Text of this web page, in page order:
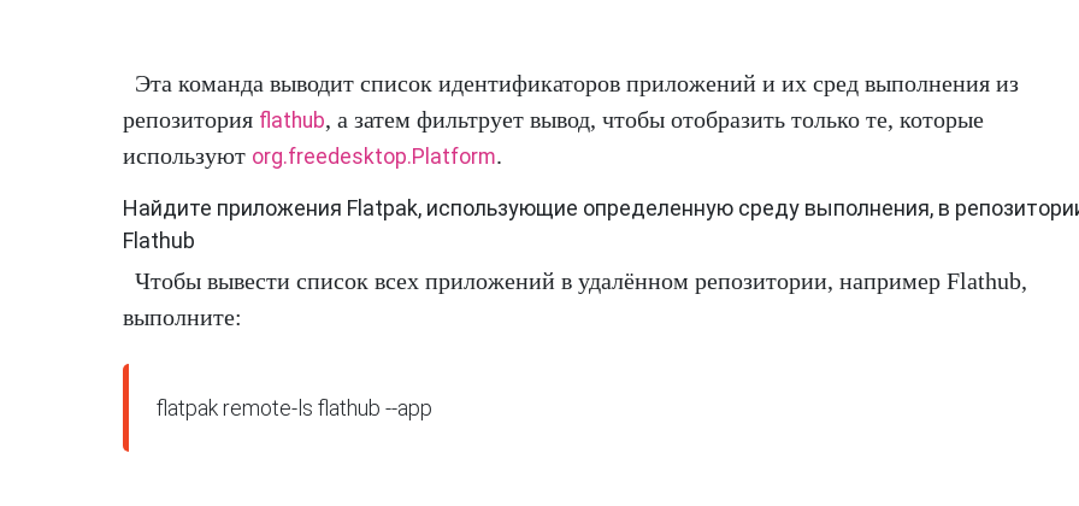
Эта команда выводит список идентификаторов приложений и их сред выполнения из
репозитория flathub, а затем фильтрует вывод, чтобы отобразить только те, которые
используют org.freedesktop.Platform.
Найдите приложения Flatpak, использующие определенную среду выполнения, в
Flathub
Чтобы вывести список всех приложений в удалённом репозитории, например Flathub,
выполните:
flatpak remote-ls flathub --app